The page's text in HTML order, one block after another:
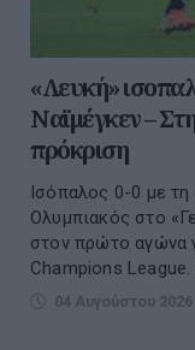
«Λευκή»
Ναϊμέγκεν –
πρόκριση
Ισόπαλος 0-0 με τη
Ολυμπιακός στο
στον πρώτο αγώνα
Champions
04 Αυγούστου 2026